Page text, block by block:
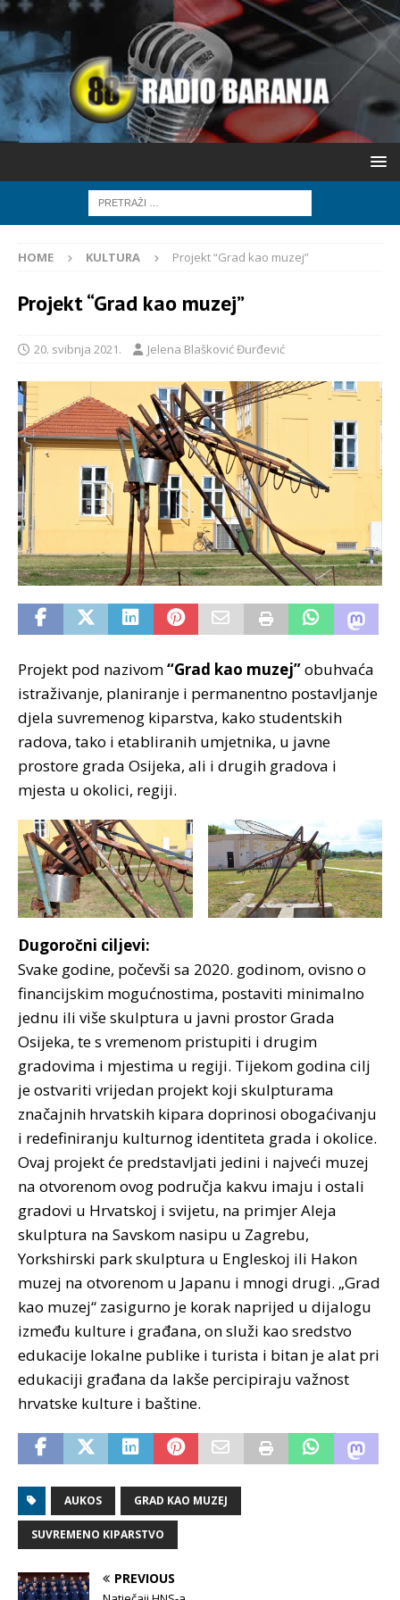
HOME KULTURA Projekt “Grad kao muzej”
Projekt “Grad kao muzej”
20. svibnja 2021. Jelena Blašković Đurđević
Projekt pod nazivom“Grad kao muzej”obuhvaća
istraživanje, planiranje i permanentno postavljanje
djela suvremenog kiparstva, kako studentskih
radova, tako i etabliranih umjetnika, u javne
prostore grada Osijeka, ali i drugih gradova i
mjesta u okolici, regiji.
Dugoročni ciljevi:
Svake godine, počevši sa 2020. godinom, ovisno o
financijskim mogućnostima, postaviti minimalno
jednu ili više skulptura u javni prostor Grada
Osijeka, te s vremenom pristupiti i drugim
gradovima i mjestima u regiji. Tijekom godina cilj
je ostvariti vrijedan projekt koji skulpturama
značajnih hrvatskih kipara doprinosi obogaćivanju
i redefiniranju kulturnog identiteta grada i okolice.
Ovaj projekt će predstavljati jedini i najveći muzej
na otvorenom ovog područja kakvu imaju i ostali
gradovi u Hrvatskoj i svijetu, na primjer Aleja
skulptura na Savskom nasipu u Zagrebu,
Yorkshirski park skulptura u Engleskoj ili Hakon
muzej na otvorenom u Japanu i mnogi drugi. „Grad
kao muzej“ zasigurno je korak naprijed u dijalogu
između kulture i građana, on služi kao sredstvo
edukacije lokalne publike i turista i bitan je alat pri
edukaciji građana da lakše percipiraju važnost
hrvatske kulture i baštine.
AUKOS GRAD KAO MUZEJ
SUVREMENO KIPARSTVO
PREVIOUS